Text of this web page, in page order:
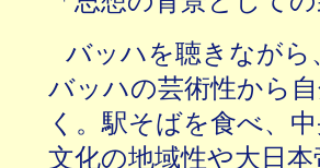
バッハを聴きなが
バッハの芸術性から
く。駅そばを食べ、
文化の地域性や大日